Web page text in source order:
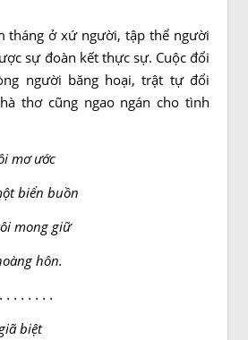
ở xứ người, tập thể người
sự đoàn kết thực sự. Cuộc đổi
người băng hoại, trật tự đổi
thơ cũng ngao ngán cho tình
mơ ước
biển buồn
mong giữ
hôn.
. . . . . . .
biệt